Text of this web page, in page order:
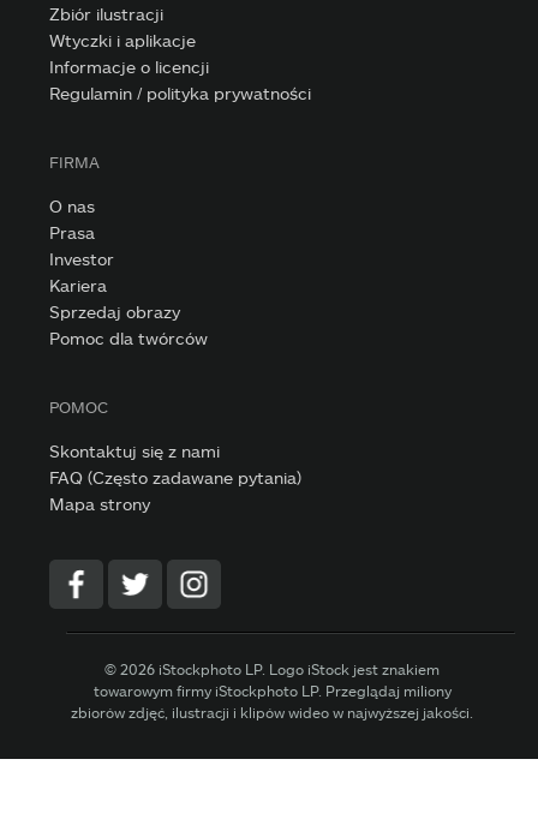
Zbiór ilustracji
Wtyczki i aplikacje
Informacje o licencji
Regulamin / polityka prywatności
FIRMA
O nas
Prasa
Investor
Kariera
Sprzedaj obrazy
Pomoc dla twórców
POMOC
Skontaktuj się z nami
FAQ (Często zadawane pytania)
Mapa strony
© 2026 iStockphoto LP. Logo iStock jest znakiem
towarowym firmy iStockphoto LP. Przeglądaj miliony
zbiorów zdjęć, ilustracji i klipów wideo w najwyższej jakości.